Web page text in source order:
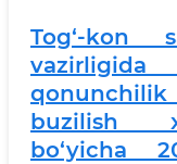
Tog‘-kon
vazirligida
buzilish
bo‘yicha